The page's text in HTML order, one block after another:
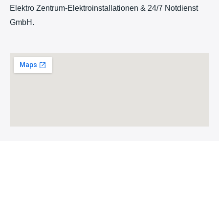
Elektro Zentrum-Elektroinstallationen & 24/7 Notdienst
GmbH.